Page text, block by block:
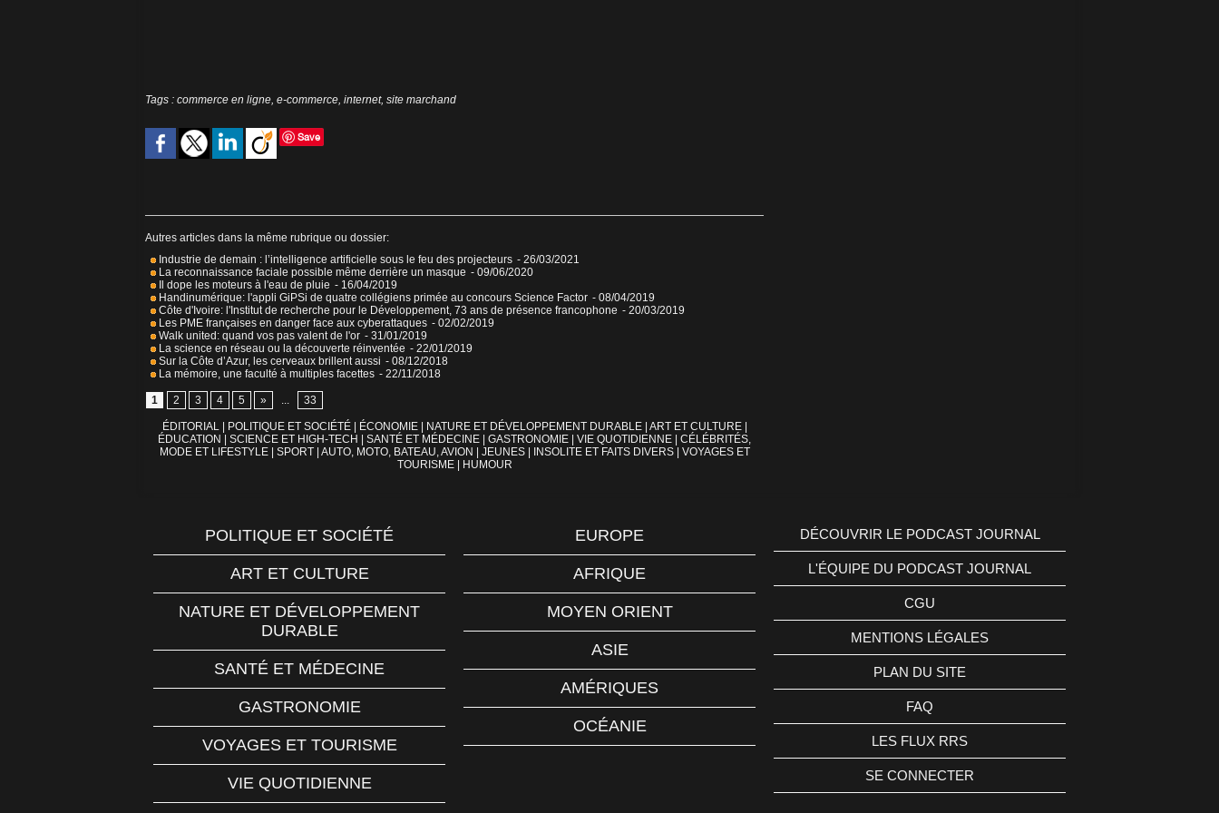
Tags : commerce en ligne, e-commerce, internet, site marchand
Save
Autres articles dans la même rubrique ou dossier:
Industrie de demain : l’intelligence artificielle sous le feu des projecteurs - 26/03/2021
La reconnaissance faciale possible même derrière un masque - 09/06/2020
Il dope les moteurs à l'eau de pluie - 16/04/2019
Handinumérique: l'appli GiPSi de quatre collégiens primée au concours Science Factor - 08/04/2019
Côte d'Ivoire: l'Institut de recherche pour le Développement, 73 ans de présence francophone - 20/03/2019
Les PME françaises en danger face aux cyberattaques - 02/02/2019
Walk united: quand vos pas valent de l'or - 31/01/2019
La science en réseau ou la découverte réinventée - 22/01/2019
Sur la Côte d’Azur, les cerveaux brillent aussi - 08/12/2018
La mémoire, une faculté à multiples facettes - 22/11/2018
1 2 3 4 5 » ... 33
ÉDITORIAL POLITIQUE ET SOCIÉTÉ ÉCONOMIE NATURE ET DÉVELOPPEMENT DURABLE ART ET CULTURE
ÉDUCATION
SCIENCE ET HIGH-TECH SANTÉ ET MÉDECINE GASTRONOMIE VIE QUOTIDIENNE
CÉLÉBRITÉS,
MODE ET LIFESTYLE
SPORT AUTO, MOTO, BATEAU, AVION JEUNES INSOLITE ET FAITS DIVERS
VOYAGES ET
TOURISME
HUMOUR
POLITIQUE ET SOCIÉTÉ
ART ET CULTURE
NATURE ET DÉVELOPPEMENT
DURABLE
SANTÉ ET MÉDECINE
GASTRONOMIE
VOYAGES ET TOURISME
VIE QUOTIDIENNE
EUROPE
AFRIQUE
MOYEN ORIENT
ASIE
AMÉRIQUES
OCÉANIE
DÉCOUVRIR LE PODCAST JOURNAL
L'ÉQUIPE DU PODCAST JOURNAL
CGU
MENTIONS LÉGALES
PLAN DU SITE
FAQ
LES FLUX RRS
SE CONNECTER